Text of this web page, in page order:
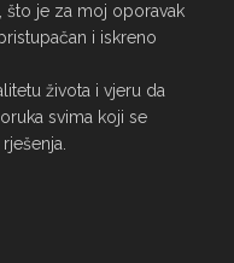
što je za moj oporavak
i iskreno
života i vjeru da
svima koji se